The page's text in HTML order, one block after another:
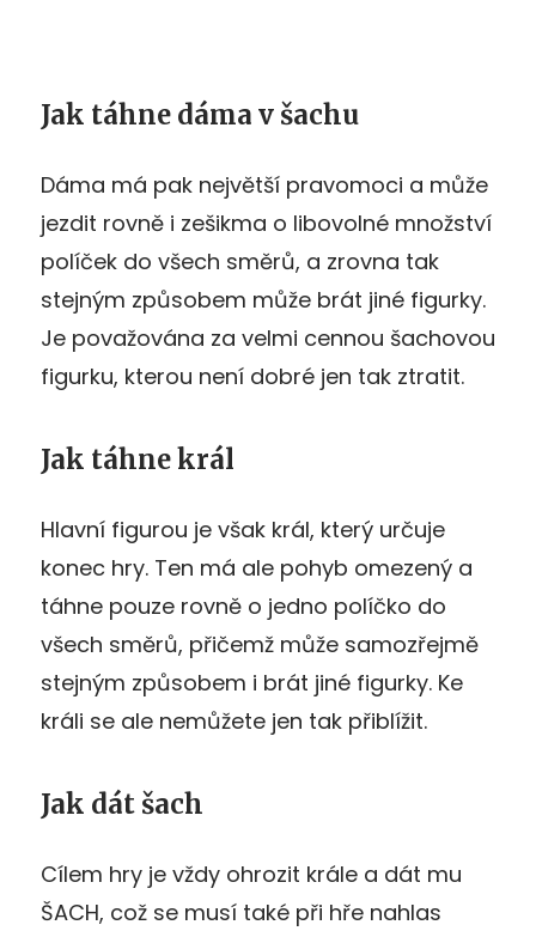
Jak táhne dáma v šachu
Dáma má pak největší pravomoci a může
jezdit rovně i zešikma o libovolné množství
políček do všech směrů, a zrovna tak
stejným způsobem může brát jiné figurky.
Je považována za velmi cennou šachovou
figurku, kterou není dobré jen tak ztratit.
Jak táhne král
Hlavní figurou je však král, který určuje
konec hry. Ten má ale pohyb omezený a
táhne pouze rovně o jedno políčko do
všech směrů, přičemž může samozřejmě
stejným způsobem i brát jiné figurky. Ke
králi se ale nemůžete jen tak přiblížit.
Jak dát šach
Cílem hry je vždy ohrozit krále a dát mu
ŠACH, což se musí také při hře nahlas